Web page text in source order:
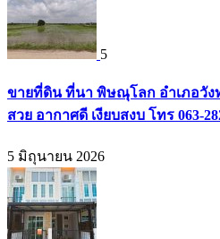
5
ขายที่ดิน ที่นา พิษณุโลก อำเภอวัง
สวย อากาศดี เงียบสงบ โทร 063-
5 มิถุนายน 2026